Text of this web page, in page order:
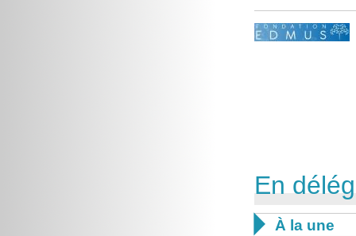
En
 À la une